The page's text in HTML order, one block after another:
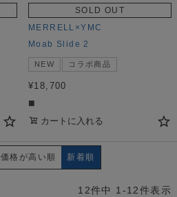
SOLD OUT
MERRELL×YMC
Moab Slide 2
NEW コラボ商品
¥18,700
■
カートに入れる
価格が高い順 新着順
12件中 1 -12件表示